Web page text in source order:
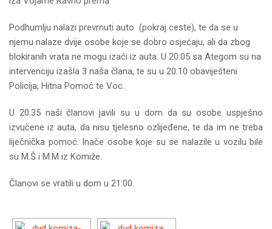
Podhumlju nalazi prevrnuti auto (pokraj ceste), te da se u
njemu nalaze dvije osobe koje se dobro osjećaju, ali da zbog
blokiranih vrata ne mogu izaći iz auta. U 20:05 sa Ategom su na
intervenciju izašla 3 naša člana, te su u 20:10 obaviješteni
Policija, Hitna Pomoć te Voc.
U 20:35 naši članovi javili su u dom da su osobe uspješno
izvučene iz auta, da nisu tjelesno ozlijeđene, te da im ne treba
liječnička pomoć. Inače osobe koje su se nalazile u vozilu bile
su M.Š i M.M iz Komiže.
Članovi se vratili u dom u 21:00.